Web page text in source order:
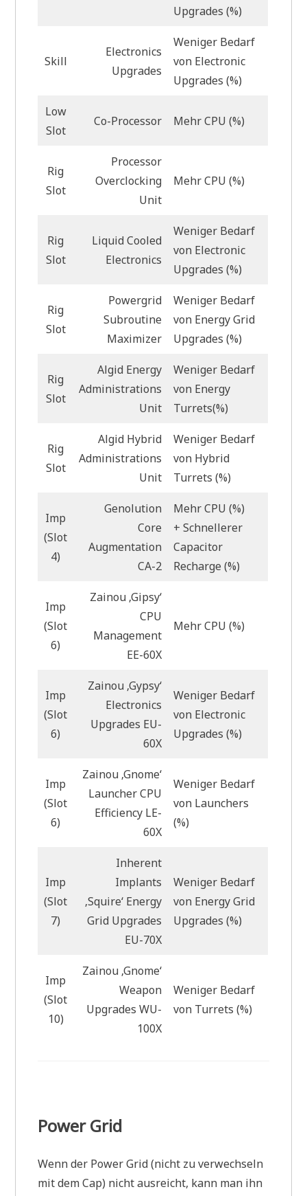
Upgrades (%)
Skill
Electronics
Upgrades
Weniger Bedarf
von Electronic
Upgrades (%)
Low
Slot
Co-Processor Mehr CPU (%)
Rig
Slot
Processor
Overclocking
Unit
Mehr CPU (%)
Rig
Slot
Liquid Cooled
Electronics
Weniger Bedarf
von Electronic
Upgrades (%)
Rig
Slot
Powergrid
Subroutine
Maximizer
Weniger Bedarf
von Energy Grid
Upgrades (%)
Rig
Slot
Algid Energy
Administrations
Unit
Weniger Bedarf
von Energy
Turrets(%)
Rig
Slot
Algid Hybrid
Administrations
Unit
Weniger Bedarf
von Hybrid
Turrets (%)
Imp
(Slot
4)
Genolution
Core
Augmentation
CA-2
Mehr CPU (%)
+ Schnellerer
Capacitor
Recharge (%)
Imp
(Slot
6)
Zainou ‚Gipsy‘
CPU
Management
EE-60X
Mehr CPU (%)
Imp
(Slot
6)
Zainou ‚Gypsy‘
Electronics
Upgrades EU-
60X
Weniger Bedarf
von Electronic
Upgrades (%)
Imp
(Slot
6)
Zainou ‚Gnome‘
Launcher CPU
Efficiency LE-
60X
Weniger Bedarf
von Launchers
(%)
Imp
(Slot
7)
Inherent
Implants
‚Squire‘ Energy
Grid Upgrades
EU-70X
Weniger Bedarf
von Energy Grid
Upgrades (%)
Imp
(Slot
10)
Zainou ‚Gnome‘
Weapon
Upgrades WU-
100X
Weniger Bedarf
von Turrets (%)
Power Grid
Wenn der Power Grid (nicht zu verwechseln
mit dem Cap) nicht ausreicht, kann man ihn